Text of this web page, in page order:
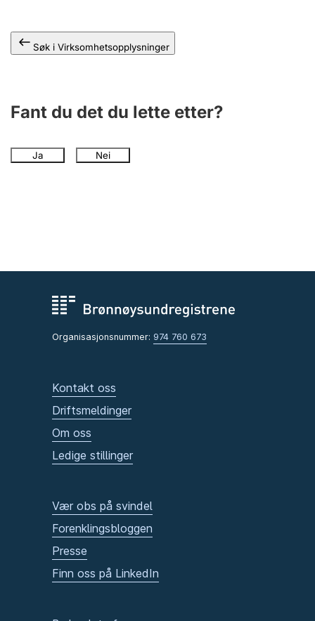
Søk i Virksomhetsopplysninger
Fant du det du lette etter?
Ja Nei
Organisasjonsnummer: 974 760 673
Kontakt oss
Driftsmeldinger
Om oss
Ledige stillinger
Vær obs på svindel
Forenklingsbloggen
Presse
Finn oss på LinkedIn